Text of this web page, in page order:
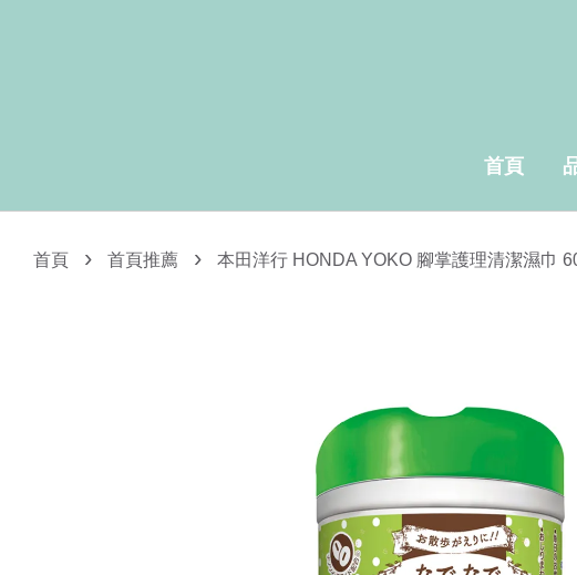
首頁
首頁 › 首頁推薦 › 本田洋行 HONDA YOKO 腳掌護理清潔濕巾